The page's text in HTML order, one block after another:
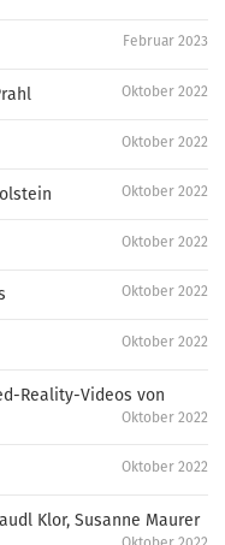
Februar 2023
Oktober 2022
Oktober 2022
Oktober 2022
Oktober 2022
Oktober 2022
Oktober 2022
Reality-Videos von
Oktober 2022
Oktober 2022
Klor, Susanne Maurer